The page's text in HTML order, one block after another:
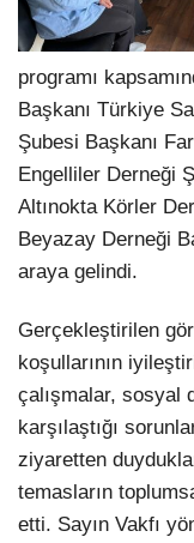
programı
Başkanı Türkiye
Şubesi Başkanı
Engelliler Derneği
Altınokta Körler
Beyazay Derneği
araya gelindi.
Gerçekleştirilen
koşullarının
çalışmalar, sosyal
karşılaştığı
ziyaretten
temasların
etti. Sayın Vakfı